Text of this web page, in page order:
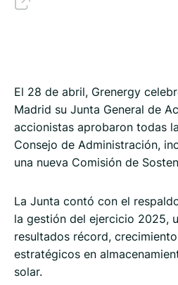
Volver
El 28 de abril, Grenergy
Madrid su Junta General de
accionistas aprobaron todas
Consejo de Administración,
una nueva Comisión de
La Junta contó con el
la gestión del ejercicio 2025,
resultados récord,
estratégicos en
solar.